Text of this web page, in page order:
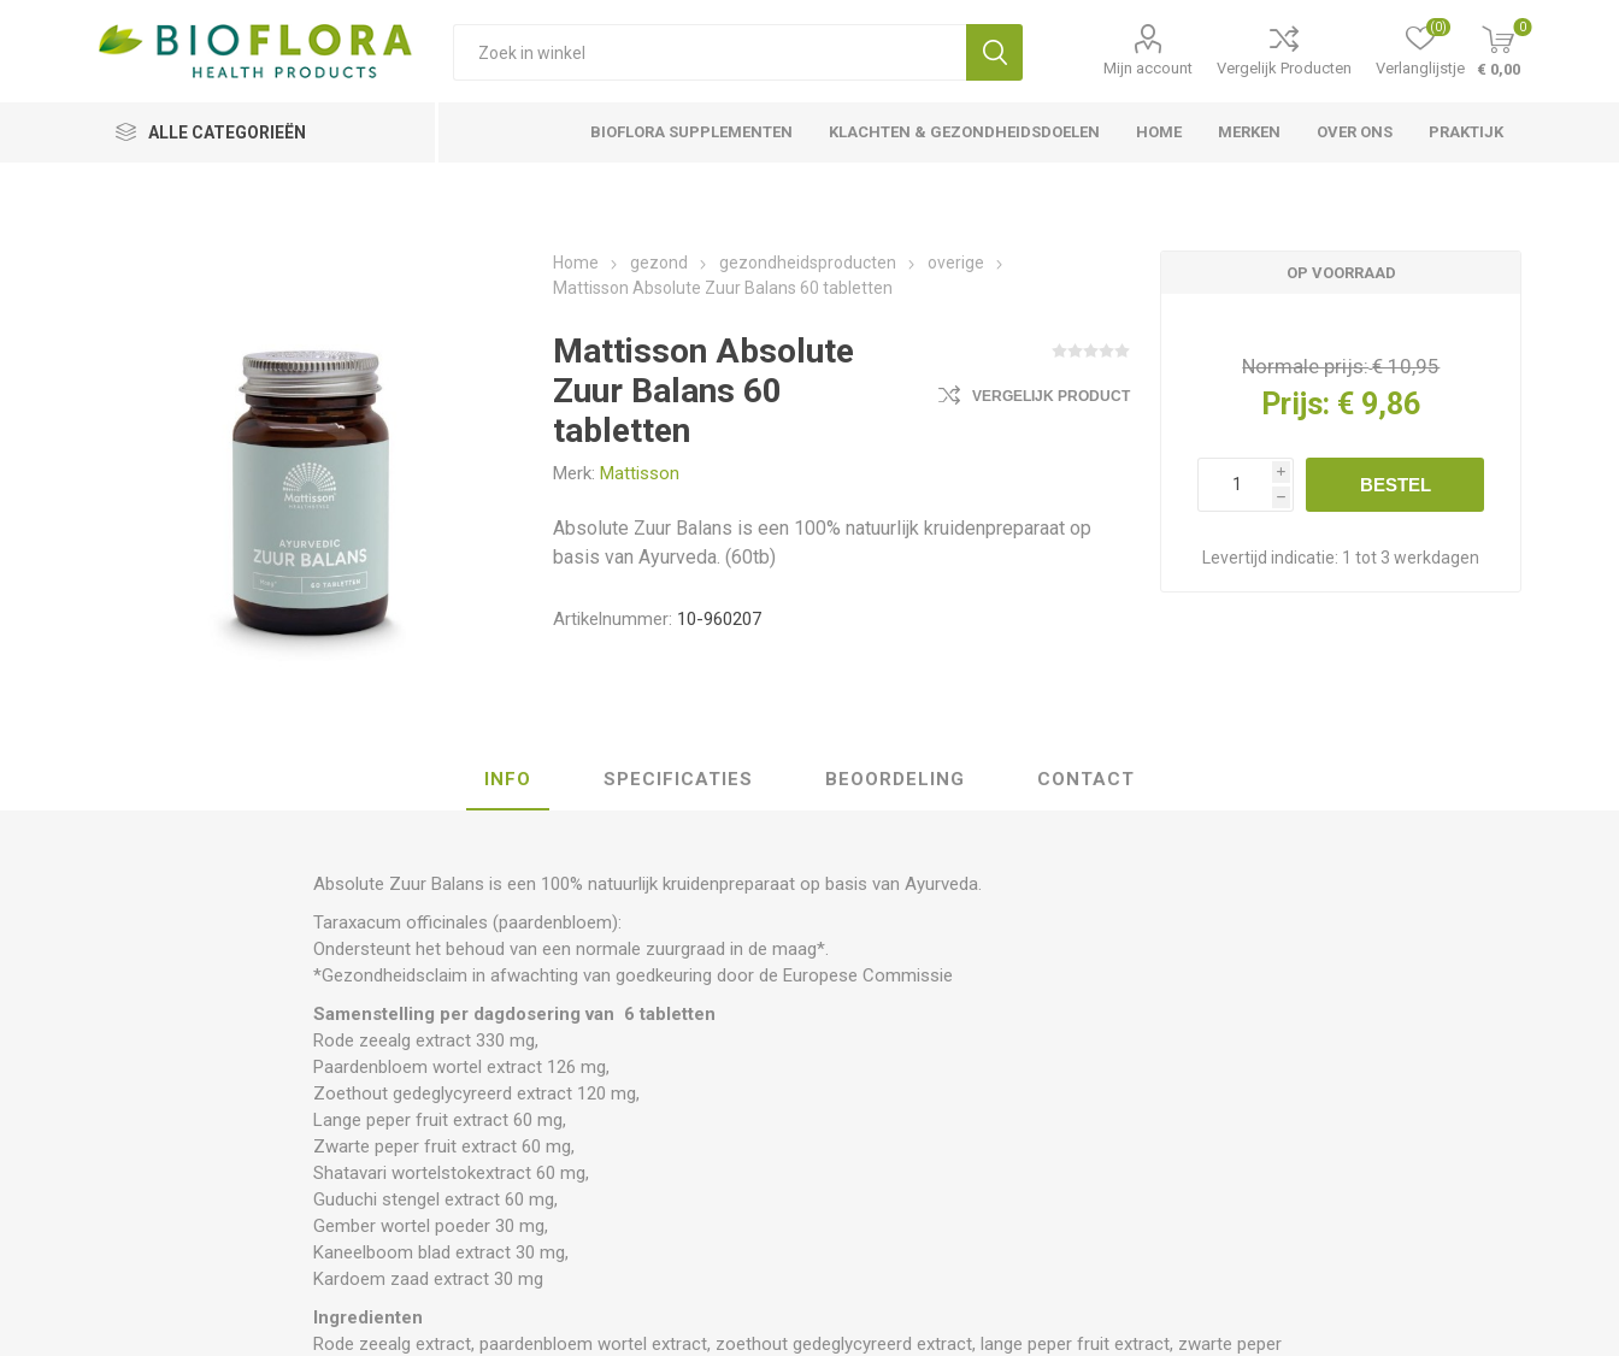
Mijn account Vergelijk Producten Verlanglijstje
(0) 0
€ 0,00
ALLE CATEGORIEËN BIOFLORA SUPPLEMENTEN KLACHTEN & GEZONDHEIDSDOELEN HOME MERKEN OVER ONS PRAKTIJK
Home gezond gezondheidsproducten
overige
Mattisson Absolute Zuur Balans 60 tabletten
Mattisson Absolute
Zuur Balans 60
tabletten
Merk: Mattisson
VERGELIJK PRODUCT
Absolute Zuur Balans is een 100% natuurlijk kruidenpreparaat op
basis van Ayurveda. (60tb)
Artikelnummer: 10-960207
OP VOORRAAD
Normale prijs:€ 10,95
Prijs: € 9,86
i
h
BESTEL
Levertijd indicatie: 1 tot 3 werkdagen
INFO SPECIFICATIES BEOORDELING CONTACT
Absolute Zuur Balans is een 100% natuurlijk kruidenpreparaat op basis van Ayurveda.
Taraxacum officinales (paardenbloem):
Ondersteunt het behoud van een normale zuurgraad in de maag*.
*Gezondheidsclaim in afwachting van goedkeuring door de Europese Commissie
Samenstelling per dagdosering van 6 tabletten
Rode zeealg extract 330 mg,
Paardenbloem wortel extract 126 mg,
Zoethout gedeglycyreerd extract 120 mg,
Lange peper fruit extract 60 mg,
Zwarte peper fruit extract 60 mg,
Shatavari wortelstokextract 60 mg,
Guduchi stengel extract 60 mg,
Gember wortel poeder 30 mg,
Kaneelboom blad extract 30 mg,
Kardoem zaad extract 30 mg
Ingredienten
Rode zeealg extract, paardenbloem wortel extract, zoethout gedeglycyreerd extract, lange peper fruit extract, zwarte peper